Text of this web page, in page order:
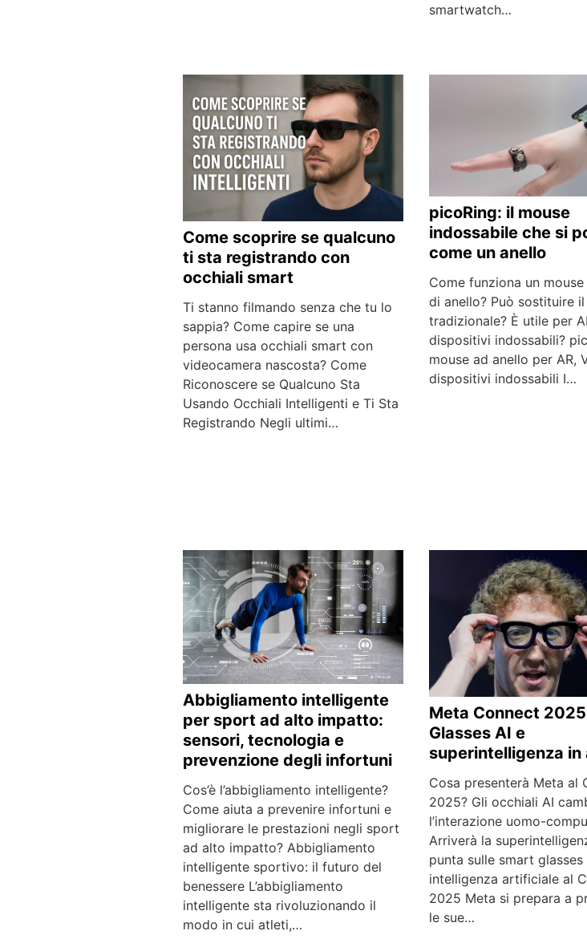
smartwatch…
Come scoprire se qualcuno
ti sta registrando con
occhiali smart
Ti stanno filmando senza che tu lo
sappia? Come capire se una
persona usa occhiali smart con
videocamera nascosta? Come
Riconoscere se Qualcuno Sta
Usando Occhiali Intelligenti e Ti Sta
Registrando Negli ultimi…
picoRing: il mouse
indossabile che si
come un anello
Come funziona un
di anello? Può sostituire
tradizionale? È utile per
dispositivi indossabili?
mouse ad anello per AR,
dispositivi indossabili I…
Abbigliamento intelligente
per sport ad alto impatto:
sensori, tecnologia e
prevenzione degli infortuni
Cos’è l’abbigliamento intelligente?
Come aiuta a prevenire infortuni e
migliorare le prestazioni negli sport
ad alto impatto? Abbigliamento
intelligente sportivo: il futuro del
benessere L’abbigliamento
intelligente sta rivoluzionando il
modo in cui atleti,…
Meta Connect
Glasses AI e
superintelligenza in
Cosa presenterà Meta al
2025? Gli occhiali AI
l’interazione uomo-
Arriverà la
punta sulle smart glasses
intelligenza artificiale al
2025 Meta si prepara a
le sue…